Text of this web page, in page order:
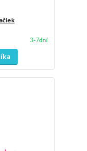
3-7dní